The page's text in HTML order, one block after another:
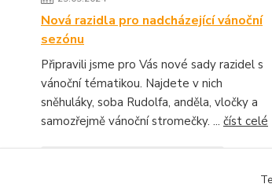
Nová razidla pro nadcházející vánoční
sezónu
Připravili jsme pro Vás nové sady razidel s
vánoční tématikou. Najdete v nich
sněhuláky, soba Rudolfa, anděla, vločky a
samozřejmě vánoční stromečky. ... číst celé